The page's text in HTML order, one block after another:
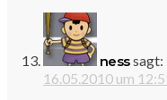
nesssagt:
16.05.2010 um